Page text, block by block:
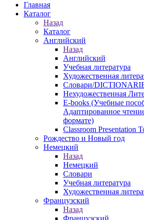
Главная
Каталог
Назад
Каталог
Английский
Назад
Английский
Учебная литература
Художественная
Словари/
Нехудожественная
E-books (Учебные
Адаптированное
формате)
Classroom Presentation
Рождество и Новый год
Немецкий
Назад
Немецкий
Словари
Учебная литература
Художественная
Французский
Назад
Французский